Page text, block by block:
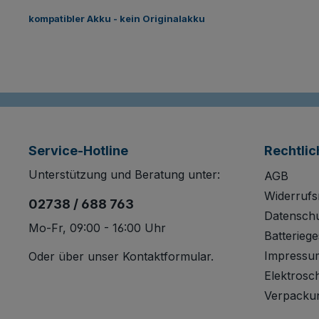
kompatibler Akku - kein Originalakku
Service-Hotline
Unterstützung und Beratung unter:
02738 / 688 763
Mo-Fr, 09:00 - 16:00 Uhr
Oder über unser Kontaktformular.
AGB